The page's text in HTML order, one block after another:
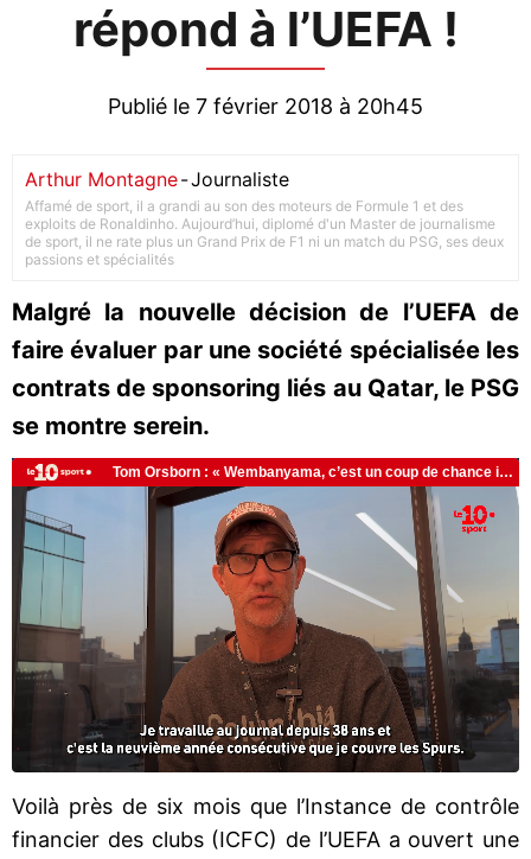
répond à l’UEFA !
Publié le 7 février 2018 à 20h45
Arthur Montagne-Journaliste
Affamé de sport, il a grandi au son des moteurs de Formule 1 et des
exploits de Ronaldinho. Aujourd’hui, diplomé d'un Master de journalisme
de sport, il ne rate plus un Grand Prix de F1 ni un match du PSG, ses deux
passions et spécialités
Malgré la nouvelle décision de l’UEFA de
faire évaluer par une société spécialisée les
contrats de sponsoring liés au Qatar, le PSG
se montre serein.
Voilà près de six mois que l’Instance de contrôle
financier des clubs (ICFC) de l’UEFA a ouvert une